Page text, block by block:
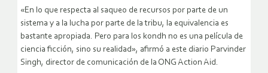
«En lo que respecta al saqueo de recursos por parte de un
sistema y a la lucha por parte de la tribu, la equivalencia es
bastante apropiada. Pero para los kondh no es una película de
ciencia ficción, sino su realidad», afirmó a este diario Parvinder
Singh, director de comunicación de la ONG Action Aid.